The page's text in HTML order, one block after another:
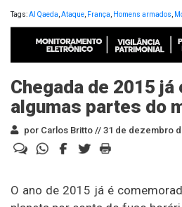
Tags:Al Qaeda Ataque França Homens armados
Chegada de 2015
algumas partes do
por Carlos Britto // 31 de dezembro
O ano de 2015 já é